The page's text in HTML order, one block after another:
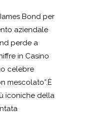
Bond per
aziendale
perde a
in Casino
celebre
mescolato”.È
iconiche della